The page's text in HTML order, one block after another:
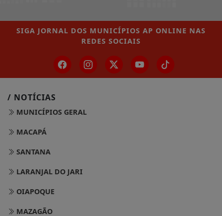
SIGA JORNAL DOS MUNICÍPIOS AP ONLINE NAS
REDES SOCIAIS
/ NOTÍCIAS
MUNICÍPIOS GERAL
MACAPÁ
SANTANA
LARANJAL DO JARI
OIAPOQUE
MAZAGÃO